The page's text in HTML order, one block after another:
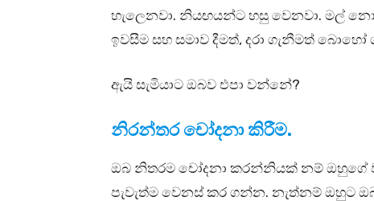
හැලෙනවා. නියඟයන්‍ට හසු වෙනවා. මල්
ඉවසීම සහ සමාව දීමත්, දරා ගැනීමත්
ඇයි සැමියාට ඔබව එපා වන්නේ?
නිරන්තර චෝදනා කිරීම.
ඔබ නිතරම චෝදනා කරන්නියක් නම් ඔහුගේ
පැවැත්ම වෙනස් කර ගන්න. නැත්නම් ඔහුට